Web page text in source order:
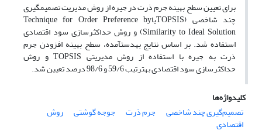
برای تعیین سطح بهینه جرم ذرت در جیره از روش مدیریت تصمیم­گیری
چند شاخصی (TOPSISیاTechnique for Order Preference by
Similarity to Ideal Solution) و روش حداکثرسازی سود اقتصادی
استفاده شد. بر اساس نتایج به­دست­آمده، سطح بهینه افزودن جرم
ذرت به جیره با استفاده از روش مدیریتی TOPSIS و روش
حداکثرسازی سود اقتصادی به­ترتیب 59/6 و 98/6 درصد تعیین شد.
کلیدواژه‌ها
تصمیم‌گیری چند شاخصی
جرم ذرت جوجه گوشتی روش
اقتصادی